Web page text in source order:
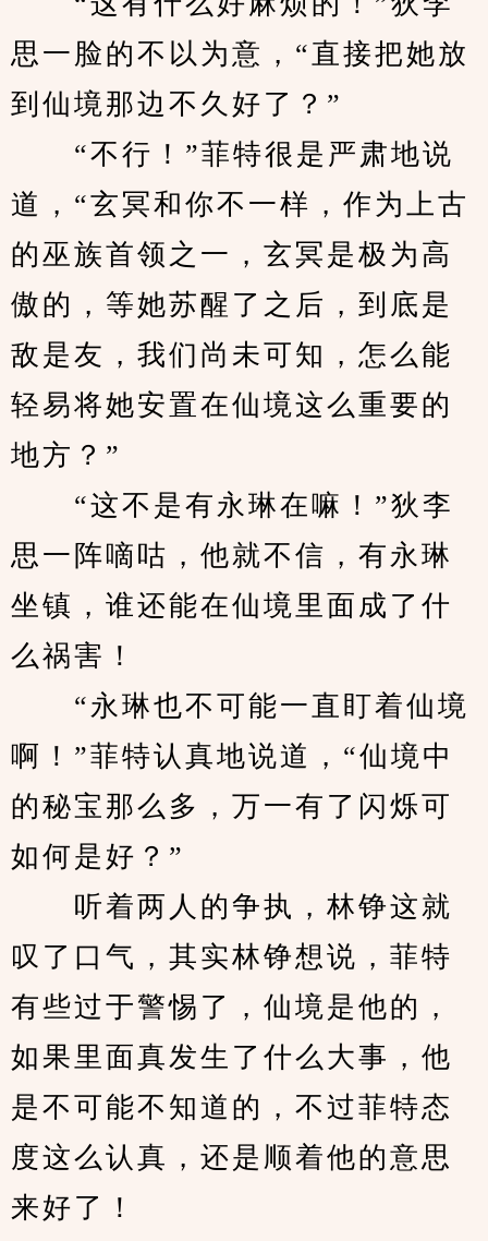
思一脸的不以为意，“直接把她放
到仙境那边不久好了？”
“不行！”菲特很是严肃地说
道，“玄冥和你不一样，作为上古
的巫族首领之一，玄冥是极为高
傲的，等她苏醒了之后，到底是
敌是友，我们尚未可知，怎么能
轻易将她安置在仙境这么重要的
地方？”
“这不是有永琳在嘛！”狄李
思一阵嘀咕，他就不信，有永琳
坐镇，谁还能在仙境里面成了什
么祸害！
“永琳也不可能一直盯着仙境
啊！”菲特认真地说道，“仙境中
的秘宝那么多，万一有了闪烁可
如何是好？”
听着两人的争执，林铮这就
叹了口气，其实林铮想说，菲特
有些过于警惕了，仙境是他的，
如果里面真发生了什么大事，他
是不可能不知道的，不过菲特态
度这么认真，还是顺着他的意思
来好了！